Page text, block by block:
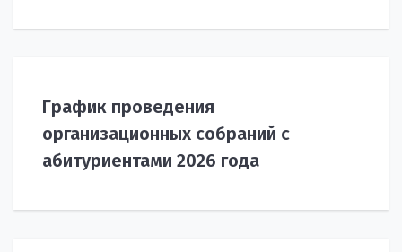
График проведения
организационных собраний с
абитуриентами 2026 года